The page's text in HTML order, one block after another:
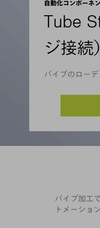
自動化コンポーネ
Tube
ジ接続）
パイプのロー
パイプ加工
トメーショ